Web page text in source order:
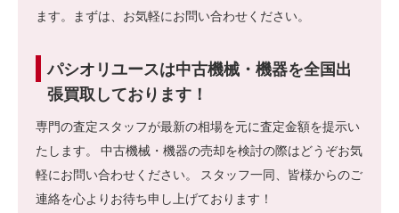
ます。まずは、お気軽にお問い合わせください。
パシオリユースは中古機械・機器を全国出
張買取しております！
専門の査定スタッフが最新の相場を元に査定金額を提示い
たします。 中古機械・機器の売却を検討の際はどうぞお気
軽にお問い合わせください。 スタッフ一同、皆様からのご
連絡を心よりお待ち申し上げております！